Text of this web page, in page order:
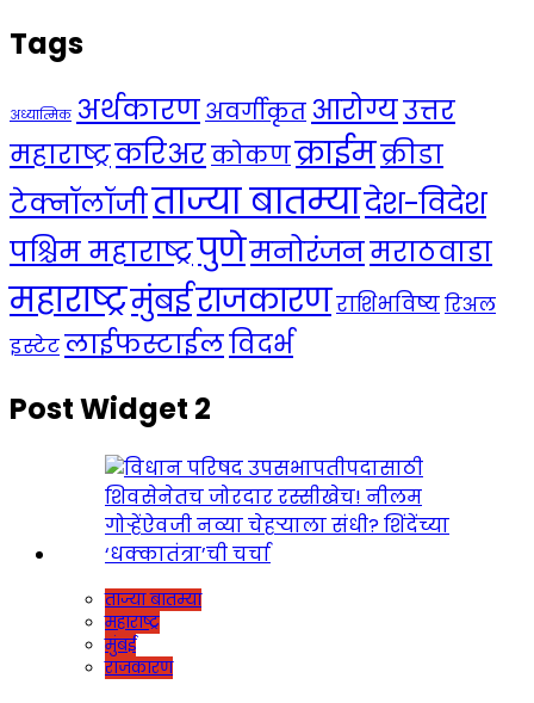
Tags
अध्यात्मिक अर्थकारणअवर्गीकृत आरोग्यउत्तर
महाराष्ट्रकरिअरकोकणक्राईमक्रीडा
टेक्नॉलॉजीताज्या बातम्यादेश-विदेश
पश्चिम महाराष्ट्रपुणेमनोरंजनमराठवाडा
महाराष्ट्रमुंबईराजकारणराशिभविष्यरिअल
इस्टेटलाईफस्टाईलविदर्भ
Post Widget 2
ताज्या बातम्या
महाराष्ट्र
मुंबई
राजकारण